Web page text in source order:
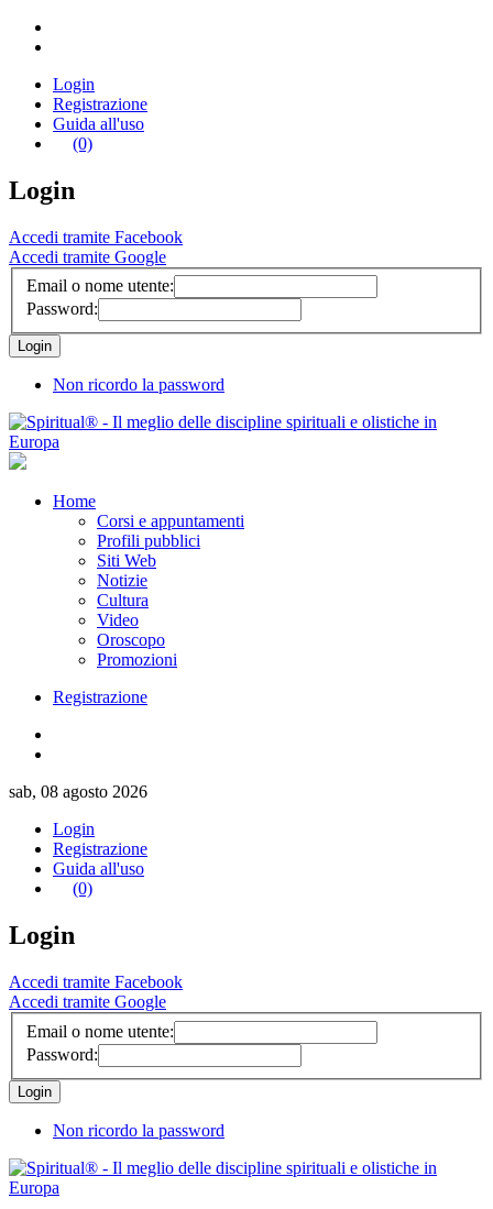
Login
Registrazione
Guida all'uso
(0)
Login
Accedi tramite Facebook
Accedi tramite Google
Email o nome utente:
Password:
Non ricordo la password
Home
Corsi e appuntamenti
Profili pubblici
Siti Web
Notizie
Cultura
Video
Oroscopo
Promozioni
Registrazione
sab, 08 agosto 2026
Login
Registrazione
Guida all'uso
(0)
Login
Accedi tramite Facebook
Accedi tramite Google
Email o nome utente:
Password:
Non ricordo la password